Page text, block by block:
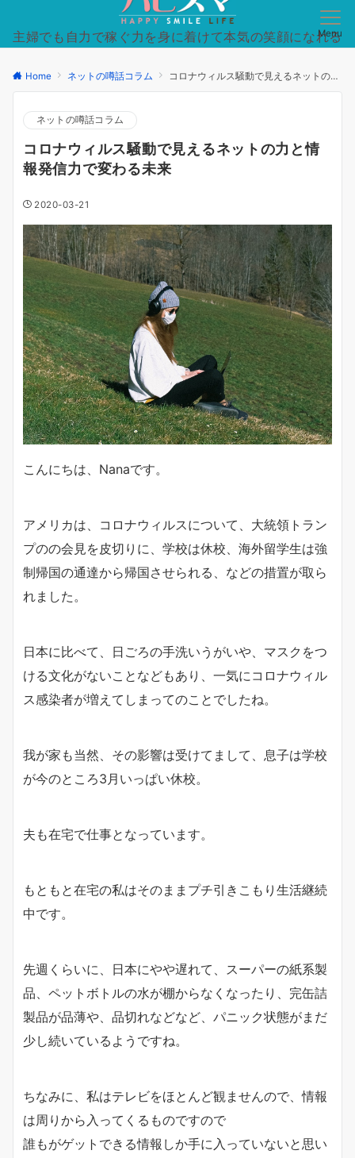
主婦でも自力で稼ぐ力を身に着けて本気の笑顔になれる
Menu
Home ネットの噂話コラム コロナウィルス騒動で見えるネットの力と情報発信力で変わる未来
ネットの噂話コラム
コロナウィルス騒動で見えるネットの力と情
報発信力で変わる未来
2020-03-21
こんにちは、Nanaです。
アメリカは、コロナウィルスについて、大統領トラン
プのの会見を皮切りに、学校は休校、海外留学生は強
制帰国の通達から帰国させられる、などの措置が取ら
れました。
日本に比べて、日ごろの手洗いうがいや、マスクをつ
ける文化がないことなどもあり、一気にコロナウィル
ス感染者が増えてしまってのことでしたね。
我が家も当然、その影響は受けてまして、息子は学校
が今のところ3月いっぱい休校。
夫も在宅で仕事となっています。
もともと在宅の私はそのままプチ引きこもり生活継続
中です。
先週くらいに、日本にやや遅れて、スーパーの紙系製
品、ペットボトルの水が棚からなくなったり、完缶詰
製品が品薄や、品切れなどなど、パニック状態がまだ
少し続いているようですね。
ちなみに、私はテレビをほとんど観ませんので、情報
は周りから入ってくるものですので
誰もがゲットできる情報しか手に入っていないと思い